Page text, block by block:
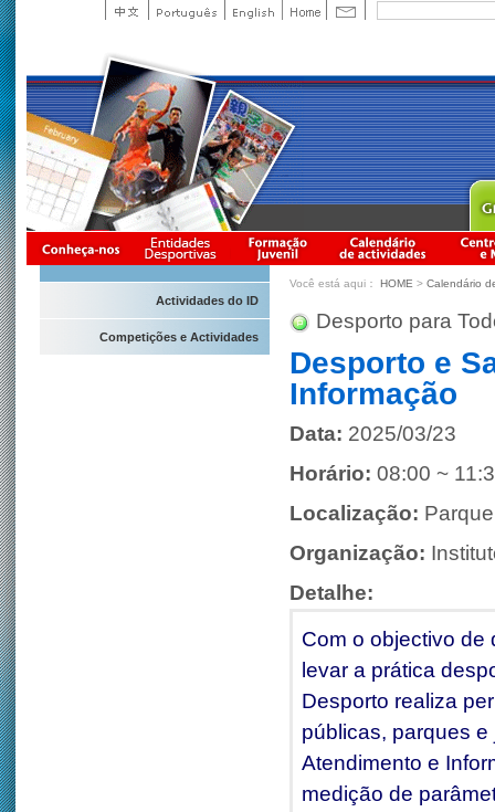
Actividades do ID
Competições e Actividades
Você está aqui： HOME > Calendário
Desporto para
Desporto e
Informação
Data: 2025/03/23
Horário: 08:00 ~
Localização:
Organização:
Detalhe:
Com o objectivo de
levar a prática
Desporto realiza
públicas, parques e
Atendimento e
medição de